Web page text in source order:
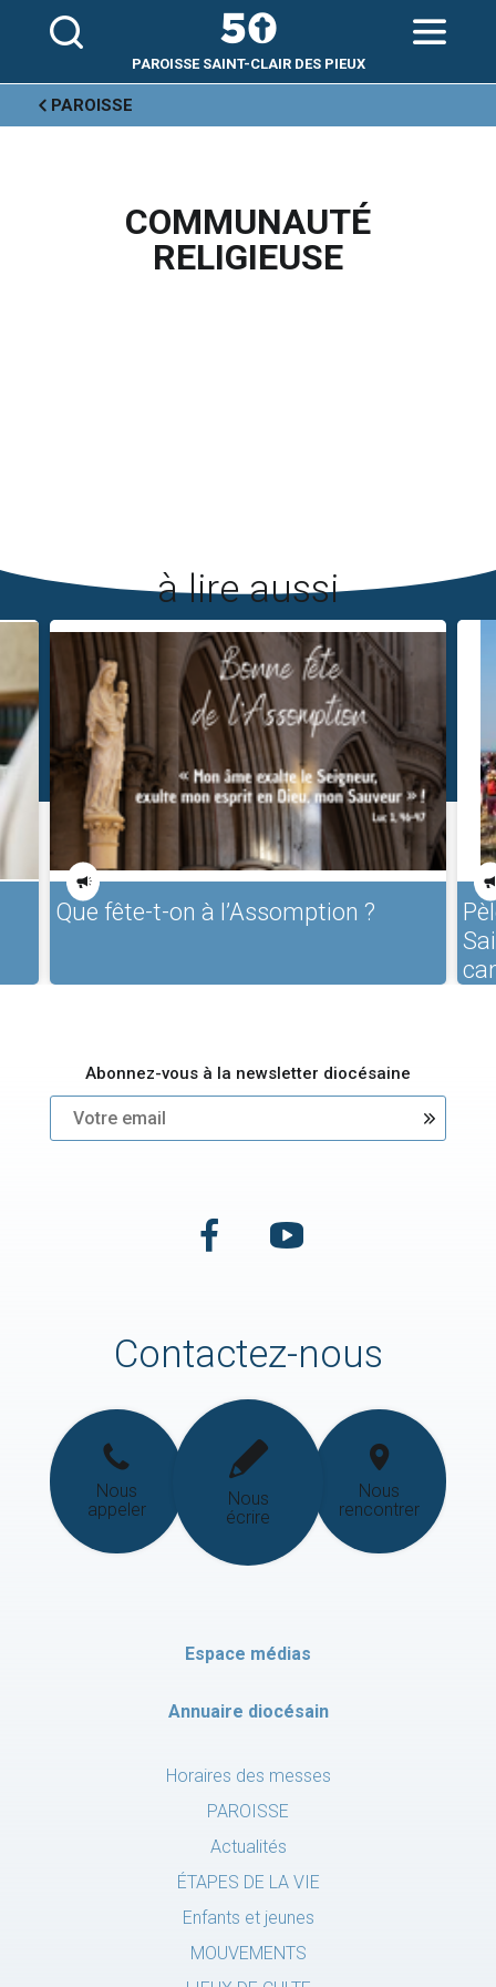
personnels
PAROISSE SAINT-CLAIR DES PIEUX
PAROISSE
COMMUNAUTÉ
RELIGIEUSE
à lire aussi
Que fête-t-on à l’Assomption ?
Abonnez-vous à la newsletter diocésaine
Contactez-nous
Nous
appeler
Nous
écrire
Nous
rencontrer
Espace médias
Annuaire diocésain
Horaires des messes
PAROISSE
Actualités
ÉTAPES DE LA VIE
Enfants et jeunes
MOUVEMENTS